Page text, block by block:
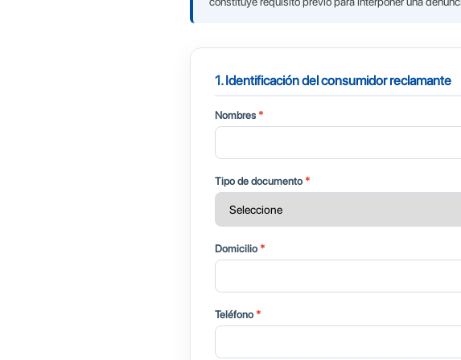
1. Identificación del consumidor reclamante
Nombres *
Tipo de documento *
Domicilio *
Teléfono *